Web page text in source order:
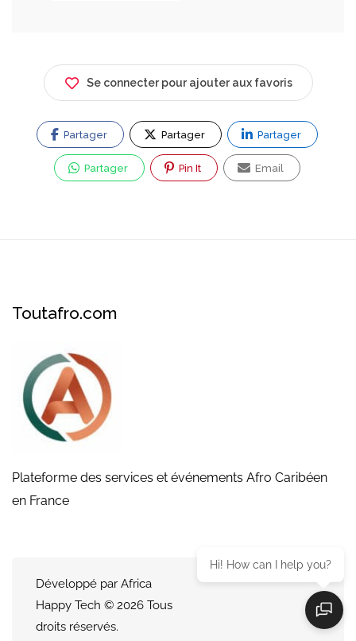
Se connecter pour ajouter aux favoris
Partager Partager Partager
Partager Pin It Email
Toutafro.com
Plateforme des services et événements Afro Caribéen
en France
Développé par Africa
Happy Tech © 2026 Tous
droits réservés.
Hi! How can I help you?